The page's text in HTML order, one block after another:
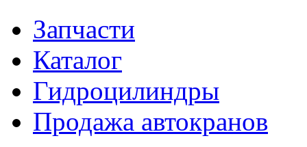
Запчасти
Каталог
Гидроцилиндры
Продажа автокранов